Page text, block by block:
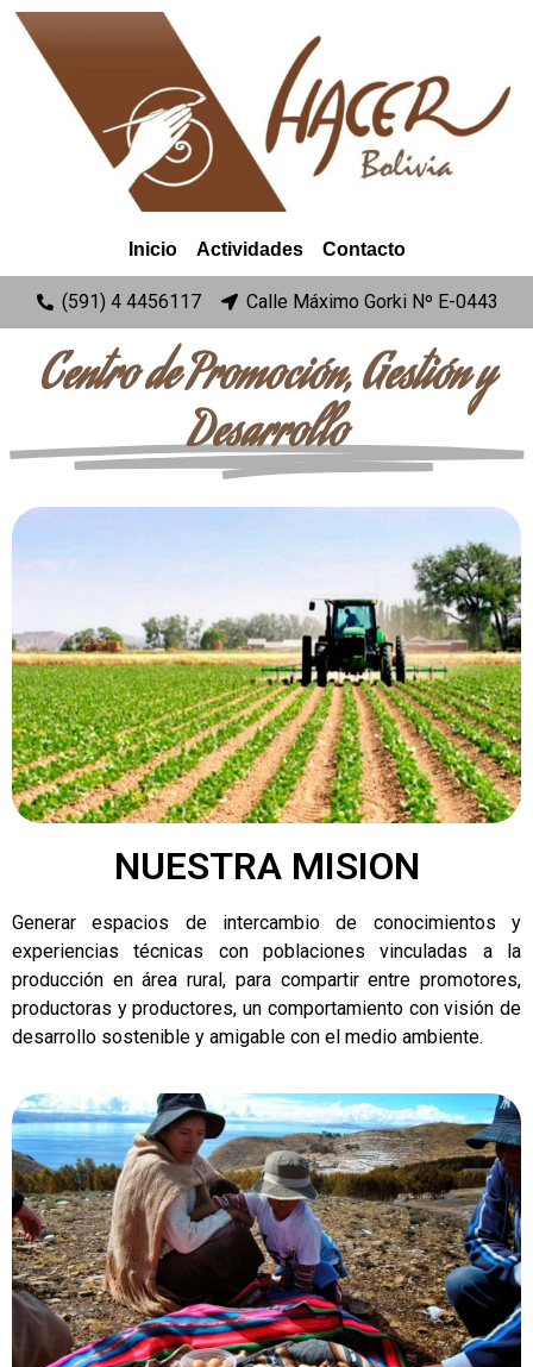
Inicio Actividades Contacto
(591) 4 4456117 Calle Máximo Gorki Nº E-0443
Centro de Promoción, Gestión y
Desarrollo
NUESTRA MISION
Generar espacios de intercambio de conocimientos y
experiencias técnicas con poblaciones vinculadas a la
producción en área rural, para compartir entre promotores,
productoras y productores, un comportamiento con visión de
desarrollo sostenible y amigable con el medio ambiente.